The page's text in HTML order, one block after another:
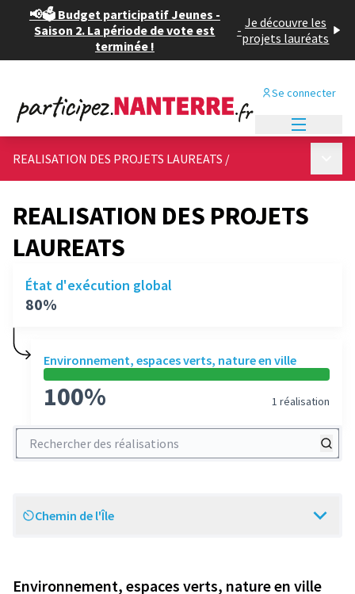
📢🗳️ Budget participatif Jeunes -
Saison 2. La période de vote est
terminée !
- Je découvre les
projets lauréats
Se connecter
REALISATION DES PROJETS LAUREATS /
REALISATION DES PROJETS
LAUREATS
État d'exécution global
80%
Environnement, espaces verts, nature en ville
100% 1 réalisation
Rechercher des réalisations
Scope
Chemin de l'Île
Environnement, espaces verts, nature en ville